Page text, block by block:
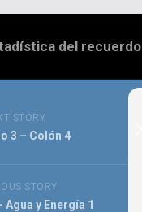
del recuerdo
STORY
3 – Colón 4
STORY
Agua y Energía 1